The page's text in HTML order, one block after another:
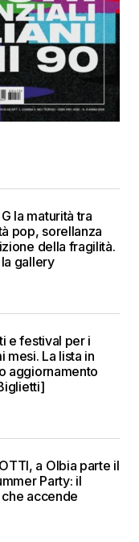
la maturità tra
pop, sorellanza
della fragilità.
gallery
e festival per i
mesi. La lista in
aggiornamento
a Olbia parte il
Party: il
accende